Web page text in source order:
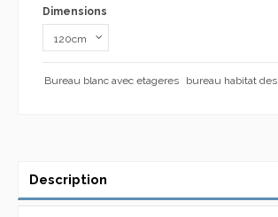
Dimensions
Bureau blanc avec etageres bureau habitat
Description